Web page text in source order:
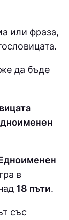
или фраза,
да бъде
в
18 пъти.
със